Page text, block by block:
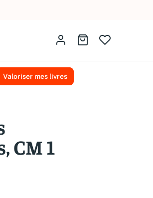
Identifiez-vousAller au panier
Valoriser mes livres
CM 1